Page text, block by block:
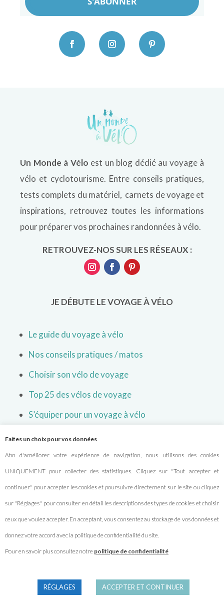
Un Monde à Vélo est un blog dédié au voyage à
vélo et cyclotourisme. Entre conseils pratiques,
tests complets du matériel, carnets de voyage et
inspirations, retrouvez toutes les informations
pour préparer vos prochaines randonnées à vélo.
RETROUVEZ-NOS SUR LES RÉSEAUX :
JE DÉBUTE LE VOYAGE À VÉLO
Le guide du voyage à vélo
Nos conseils pratiques / matos
Choisir son vélo de voyage
Top 25 des vélos de voyage
S’équiper pour un voyage à vélo
Les livres d’aventures cyclistes
NOS DOSSIERS
Les meilleures sacoches pour voyager
S’assurer pour son voyage à vélo
Prendre le train avec son vélo
Faites un choix pour vos données
Afin d'améliorer votre expérience de navigation, nous utilisons des cookies
UNIQUEMENT pour collecter des statistiques. Cliquez sur "Tout accepter et
continuer" pour accepter les cookies et poursuivre directement sur le site ou cliquez
sur "Réglages" pour consulter en détail les descriptions des types de cookies et choisir
ceux que voulez accepter. En acceptant, vous consentez au stockage de vos données et
donnez votre accord avec la politique de confidentialité du site.
Pour en savoir plus consultez notre politique de confidentialité
RÉGLAGES ACCEPTER ET CONTINUER